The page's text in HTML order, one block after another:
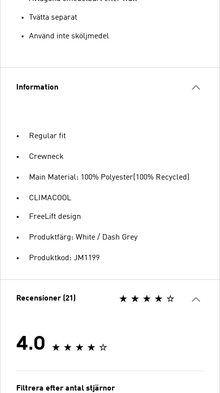
Tvätta separat
Använd inte sköljmedel
Information
Regular fit
Crewneck
Main Material: 100% Polyester(100% Recycled)
CLIMACOOL
FreeLift design
Produktfärg: White / Dash Grey
Produktkod: JM1199
Recensioner (21)
4.0
Filtrera efter antal stjärnor